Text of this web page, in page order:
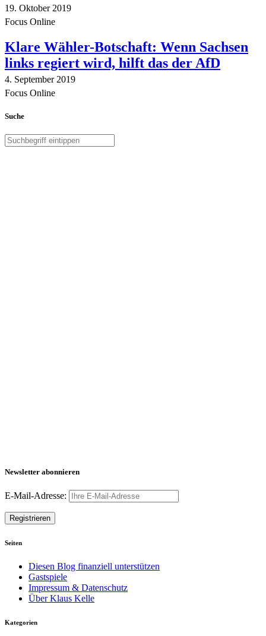
19. Oktober 2019
Focus Online
Klare Wähler-Botschaft: Wenn Sachsen
links regiert wird, hilft das der AfD
4. September 2019
Focus Online
Suche
Newsletter abonnieren
E-Mail-Adresse:
Seiten
Diesen Blog finanziell unterstützen
Gastspiele
Impressum & Datenschutz
Über Klaus Kelle
Kategorien